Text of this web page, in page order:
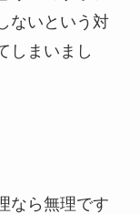
ないという対
しまいまし
なら無理です